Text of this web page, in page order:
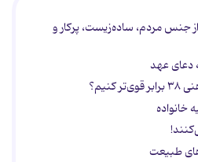
جنس مردم، ساده‌زیست، پرکار و
دعای عهد
طبیعت